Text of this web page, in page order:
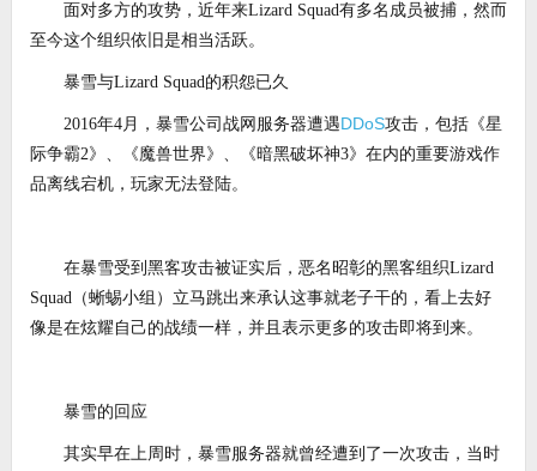
面对多方的攻势，近年来Lizard Squad有多名成员被捕，然而
至今这个组织依旧是相当活跃。
暴雪与Lizard Squad的积怨已久
2016年4月，暴雪公司战网服务器遭遇DDoS攻击，包括《星
际争霸2》、《魔兽世界》、《暗黑破坏神3》在内的重要游戏作
品离线宕机，玩家无法登陆。
在暴雪受到黑客攻击被证实后，恶名昭彰的黑客组织Lizard
Squad（蜥蜴小组）立马跳出来承认这事就老子干的，看上去好
像是在炫耀自己的战绩一样，并且表示更多的攻击即将到来。
暴雪的回应
其实早在上周时，暴雪服务器就曾经遭到了一次攻击，当时